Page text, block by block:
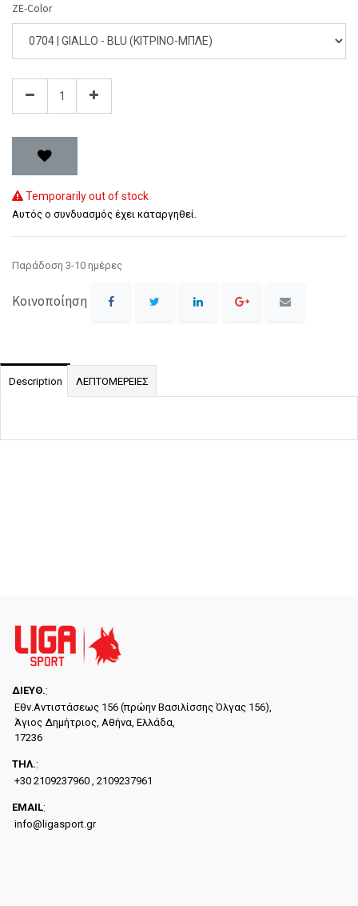
ZE-Color
Temporarily out of stock
Αυτός ο συνδυασμός έχει καταργηθεί.
Παράδοση 3-10 ημέρες
Κοινοποίηση
Description ΛΕΠΤΟΜΕΡΕΙΕΣ
ΔΙΕYΘ.:
Εθν.Αντιστάσεως 156 (πρώην Βασιλίσσης Όλγας 156),
Άγιος Δημήτριος, Αθήνα, Ελλάδα,
17236
ΤΗΛ.:
+30 2109237960 , 2109237961
EMAIL:
info@ligasport.gr